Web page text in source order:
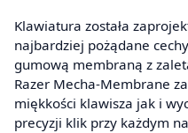
Klawiatura została
najbardziej pożądane
gumową membraną z
Razer Mecha-Membrane
miękkości klawisza jak i
precyzji klik przy każdym